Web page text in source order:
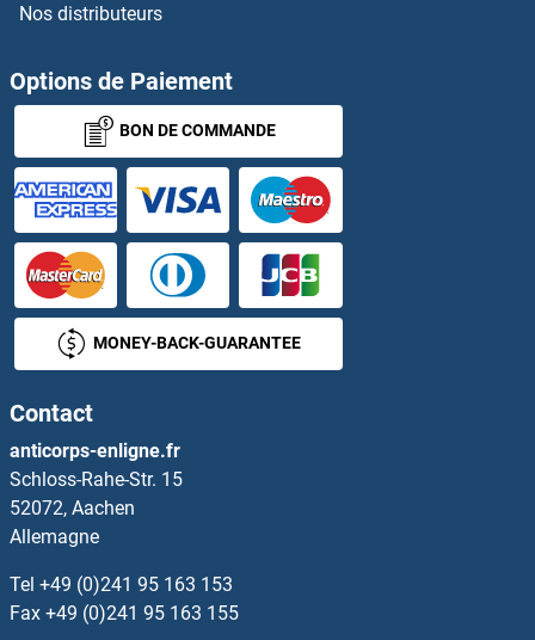
CD81 Kits ELISA
CD82 Kits ELISA
CD83 Kits ELISA
CD84 Kits ELISA
CD86 Kits ELISA
CD8B Kits ELISA
CD9 Kits ELISA
CD90 Kits ELISA
CD93 Kits ELISA
CD96 Kits ELISA
CD97 Kits ELISA
Nos distributeurs
Options de Paiement
BON DE COMMANDE
MONEY-BACK-GUARANTEE
Contact
anticorps-enligne.fr
Schloss-Rahe-Str. 15
52072, Aachen
Allemagne
Tel +49 (0)241 95 163 153
Fax +49 (0)241 95 163 155